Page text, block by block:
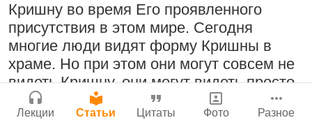
Радхарани — глава департамента
служений
1:05:35 7 сентября 2008|
Кришну во время Его проявленного
присутствия в этом мире. Сегодня
многие люди видят форму Кришны в
храме. Но при этом они могут совсем не
видеть Кришну, они могут видеть просто
статую, не видя Верховную Личность
Бога.
Нектар имени Кришны
24 июля 2026
Джанмаштами в Тбилиси 2025
Лекции Статьи Цитаты Фото Разное